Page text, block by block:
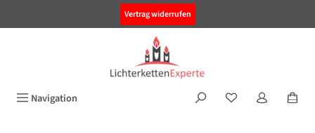
Vertrag widerrufen
Navigation